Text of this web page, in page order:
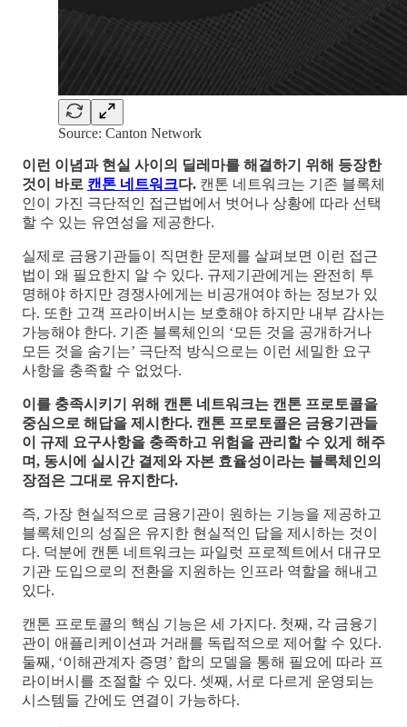
Source: Canton Network
이런 이념과 현실 사이의 딜레마를 해결하기 위해 등장한
것이 바로 캔톤 네트워크다. 캔톤 네트워크는 기존 블록체
인이 가진 극단적인 접근법에서 벗어나 상황에 따라 선택
할 수 있는 유연성을 제공한다.
실제로 금융기관들이 직면한 문제를 살펴보면 이런 접근
법이 왜 필요한지 알 수 있다. 규제기관에게는 완전히 투
명해야 하지만 경쟁사에게는 비공개여야 하는 정보가 있
다. 또한 고객 프라이버시는 보호해야 하지만 내부 감사는
가능해야 한다. 기존 블록체인의 ‘모든 것을 공개하거나
모든 것을 숨기는’ 극단적 방식으로는 이런 세밀한 요구
사항을 충족할 수 없었다.
이를 충족시키기 위해 캔톤 네트워크는 캔톤 프로토콜을
중심으로 해답을 제시한다. 캔톤 프로토콜은 금융기관들
이 규제 요구사항을 충족하고 위험을 관리할 수 있게 해주
며, 동시에 실시간 결제와 자본 효율성이라는 블록체인의
장점은 그대로 유지한다.
즉, 가장 현실적으로 금융기관이 원하는 기능을 제공하고
블록체인의 성질은 유지한 현실적인 답을 제시하는 것이
다. 덕분에 캔톤 네트워크는 파일럿 프로젝트에서 대규모
기관 도입으로의 전환을 지원하는 인프라 역할을 해내고
있다.
캔톤 프로토콜의 핵심 기능은 세 가지다. 첫째, 각 금융기
관이 애플리케이션과 거래를 독립적으로 제어할 수 있다.
둘째, ‘이해관계자 증명’ 합의 모델을 통해 필요에 따라 프
라이버시를 조절할 수 있다. 셋째, 서로 다르게 운영되는
시스템들 간에도 연결이 가능하다.